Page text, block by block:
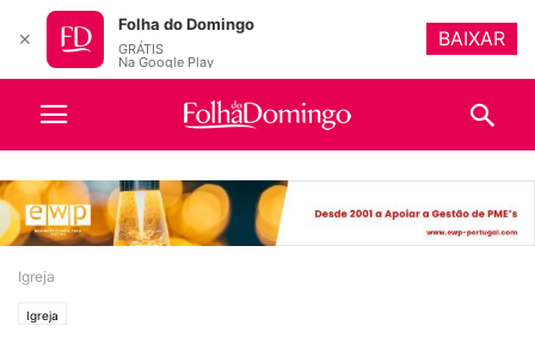
Igreja
Igreja
✕
Folha do Domingo
GRÁTIS
Na Google Play
BAIXAR